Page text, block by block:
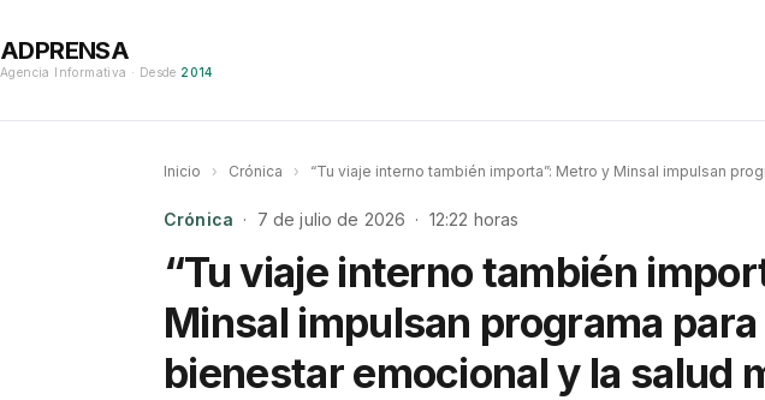
ADPRENSA
Agencia Informativa · Desde 2014
Inicio › Crónica › “Tu viaje interno también importa”: Metro y Minsal impulsan
Crónica · 7 de julio de 2026 · 12:22 horas
“Tu viaje interno también
Minsal impulsan programa
bienestar emocional y la salud